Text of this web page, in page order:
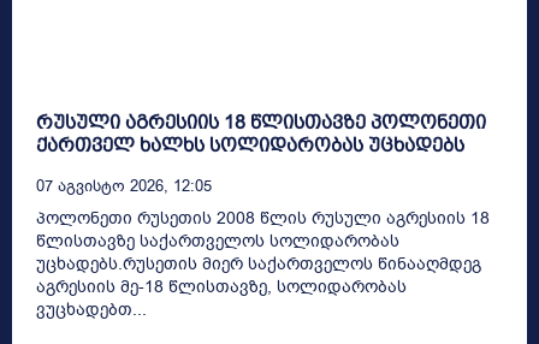
რუსული აგრესიის 18 წლისთავზე პოლონეთი
ქართველ ხალხს სოლიდარობას უცხადებს
07 Აგვისტო 2026, 12:05
პოლონეთი რუსეთის 2008 წლის რუსული აგრესიის 18
წლისთავზე საქართველოს სოლიდარობას
უცხადებს.რუსეთის მიერ საქართველოს წინააღმდეგ
აგრესიის მე-18 წლისთავზე, სოლიდარობას
ვუცხადებთ...